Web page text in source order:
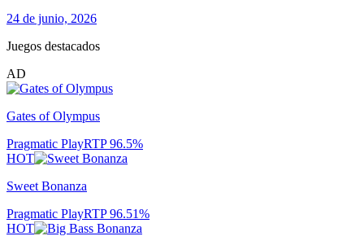
24 de junio, 2026
Juegos destacados
AD
Gates of Olympus
Pragmatic PlayRTP96.5%
HOT
Sweet Bonanza
Pragmatic PlayRTP96.51%
HOT